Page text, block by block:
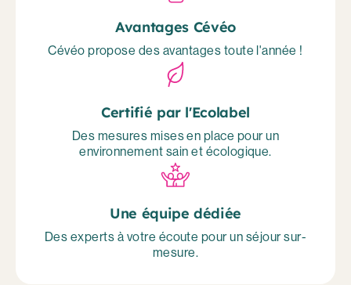
Avantages Cévéo
Cévéo propose des avantages toute l'année !
Certifié par l'Ecolabel
Des mesures mises en place pour un
environnement sain et écologique.
Une équipe dédiée
Des experts à votre écoute pour un séjour sur-
mesure.